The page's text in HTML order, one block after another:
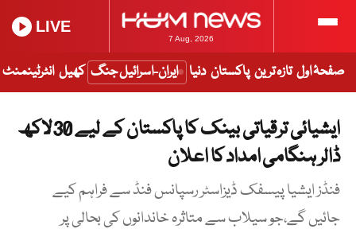
7 Aug, 2026
LIVE
صفحۂ اول تازہ ترین پاکستان دنیا ایران-اسرائیل جنگ کھیل انٹرٹینمنٹ
ایشیائی ترقیاتی بینک کا پاکستان کے لیے 30لاکھ
ڈالر ہنگامی امداد کا اعلان
فنڈز ایشیا پیسفک ڈیزاسٹر رسپانس فنڈ سے فراہم کیے
جائیں گے،جو سیلاب سے متاثرہ خاندانوں کی بحالی پر